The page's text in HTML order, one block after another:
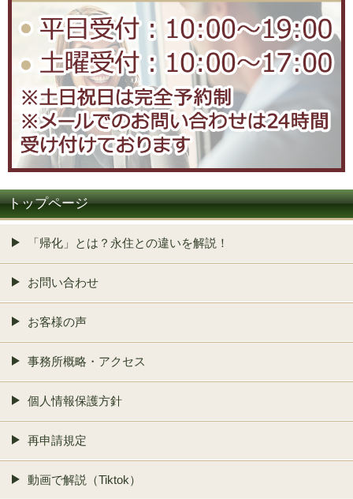
トップページ
「帰化」とは？永住との違いを解説！
お問い合わせ
お客様の声
事務所概略・アクセス
個人情報保護方針
再申請規定
動画で解説（Tiktok）